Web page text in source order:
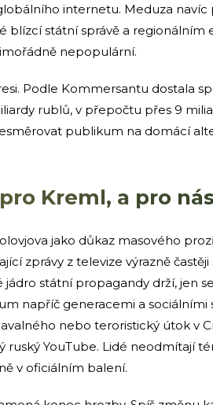
internetu. Meduza navíc
blízcí státní správě a regionálním
nepopulární.
Podle Kommersantu dostala
rublů, v přepočtu přes 9
publikum na domácí
Kreml, a pro nás
jako důkaz masového
zprávy z televize výrazně
jádro státní propagandy drží, jen
napříč generacemi a sociálními
nebo teroristický útok v
ruský YouTube. Lidé neodmítají
v oficiálním balení.